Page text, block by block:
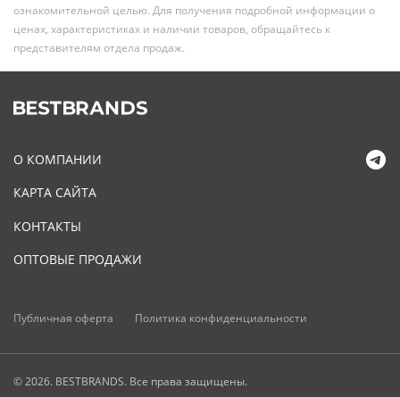
ознакомительной целью. Для получения подробной информации о
ценах, характеристиках и наличии товаров, обращайтесь к
представителям отдела продаж.
О КОМПАНИИ
КАРТА САЙТА
КОНТАКТЫ
ОПТОВЫЕ ПРОДАЖИ
Публичная оферта Политика конфиденциальности
© 2026. BESTBRANDS. Все права защищены.